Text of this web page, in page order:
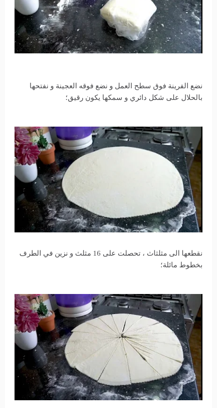
نضع الفرينة فوق سطح العمل و نضع فوقه العجينة و نفتحها
بالحلال على شكل دائري و سمكها يكون رقيق؛
نقطعها الى مثلثاث ، تحصلت على 16 مثلث و نزين في الطرف
بخطوط مائلة؛